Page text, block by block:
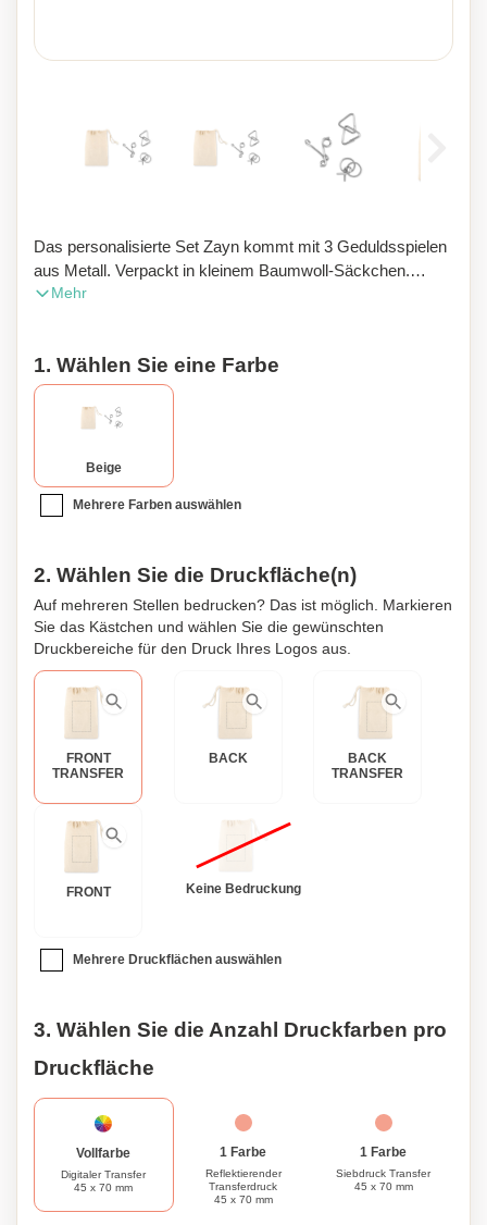
Das personalisierte Set Zayn kommt mit 3 Geduldsspielen
aus Metall. Verpackt in kleinem Baumwoll-Säckchen.
Machen Sie mit diesem Werbegeschenk Ihren
Mehr
1. Wählen Sie eine Farbe
Beige
Mehrere Farben auswählen
2. Wählen Sie die Druckfläche(n)
Auf mehreren Stellen bedrucken? Das ist möglich. Markieren
Sie das Kästchen und wählen Sie die gewünschten
Druckbereiche für den Druck Ihres Logos aus.
FRONT
TRANSFER
BACK
BACK
TRANSFER
FRONT Keine Bedruckung
Mehrere Druckflächen auswählen
3. Wählen Sie die Anzahl Druckfarben pro
Druckfläche
Vollfarbe
Digitaler Transfer
45 x 70 mm
1 Farbe
Reflektierender
Transferdruck
45 x 70 mm
1 Farbe
Siebdruck Transfer
45 x 70 mm